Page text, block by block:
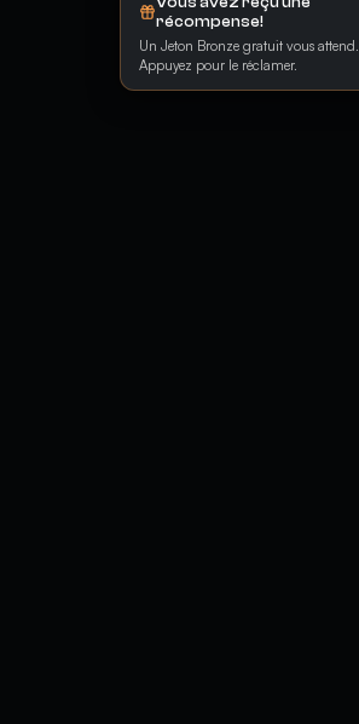
récompense!
Un Jeton Bronze gratuit vous attend.
Appuyez pour le réclamer.